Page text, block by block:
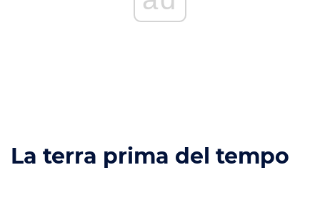
La terra prima del tempo